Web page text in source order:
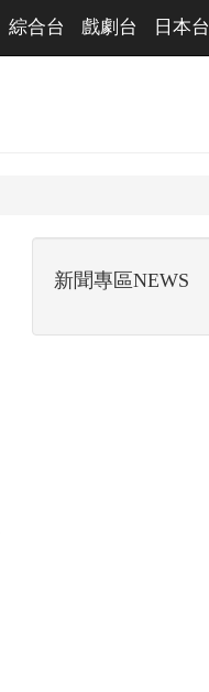
綜合台 戲劇台 日本台
新聞專區NEWS